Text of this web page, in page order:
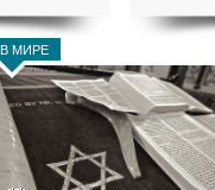
В МИРЕ